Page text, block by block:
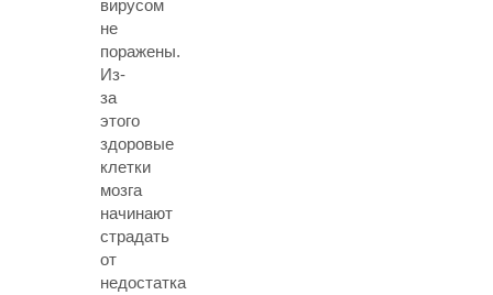
вирусом
не
поражены.
Из-
за
этого
здоровые
клетки
мозга
начинают
страдать
от
недостатка